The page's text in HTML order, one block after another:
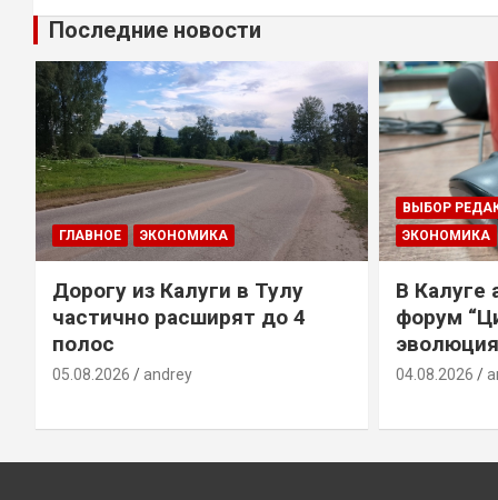
Последние новости
ГЛАВНОЕ ЭКОНОМИКА
Дорогу из Калуги в Тулу
частично расширят до 4
полос
05.08.2026 andrey
ВЫБОР
ЭКОНОМИКА
В Калуге
форум
04.08.2026